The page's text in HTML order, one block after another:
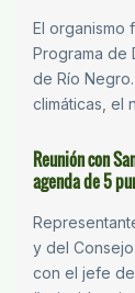
El organismo
Programa de
de Río
climáticas, el
Reunión con
agenda de 5
y del
con el jefe